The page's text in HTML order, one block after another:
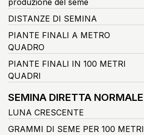
DISTANZE DI SEMINA
PIANTE FINALI A METRO
QUADRO
PIANTE FINALI IN 100 METRI
QUADRI
SEMINA DIRETTA NORMALE
LUNA CRESCENTE
GRAMMI DI SEME PER 100 METRI